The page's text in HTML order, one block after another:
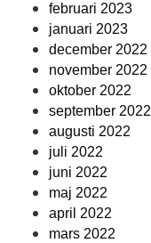
februari 2023
januari 2023
december 2022
november 2022
oktober 2022
september 2022
augusti 2022
juli 2022
juni 2022
maj 2022
april 2022
mars 2022